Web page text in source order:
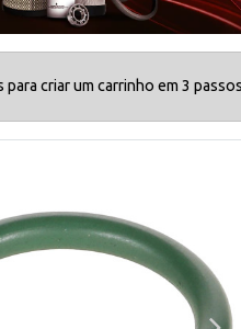
criar um carrinho em 3